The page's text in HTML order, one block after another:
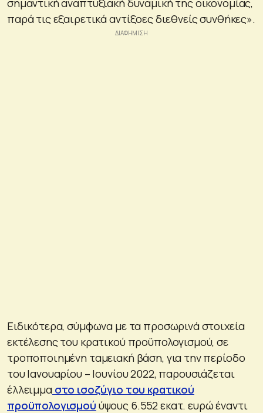
παρά τις εξαιρετικά αντίξοες διεθνείς συνθήκες».
Ειδικότερα, σύμφωνα με τα προσωρινά στοιχεία
εκτέλεσης του κρατικού προϋπολογισμού, σε
τροποποιημένη ταμειακή βάση, για την περίοδο
του Ιανουαρίου – Ιουνίου 2022, παρουσιάζεται
έλλειμμαστο ισοζύγιο του κρατικού
προϋπολογισμού ύψους 6.552 εκατ. ευρώ έναντι